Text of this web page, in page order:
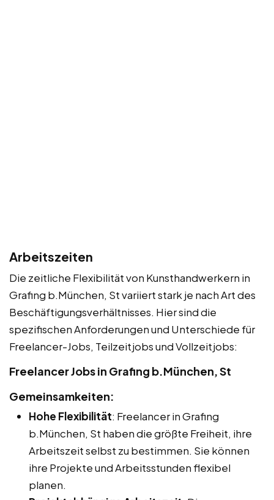
Arbeitszeiten
Die zeitliche Flexibilität von Kunsthandwerkern in
Grafing b.München, St variiert stark je nach Art des
Beschäftigungsverhältnisses. Hier sind die
spezifischen Anforderungen und Unterschiede für
Freelancer-Jobs, Teilzeitjobs und Vollzeitjobs:
Freelancer Jobs in Grafing b.München, St
Gemeinsamkeiten:
Hohe Flexibilität: Freelancer in Grafing
b.München, St haben die größte Freiheit, ihre
Arbeitszeit selbst zu bestimmen. Sie können
ihre Projekte und Arbeitsstunden flexibel
planen.